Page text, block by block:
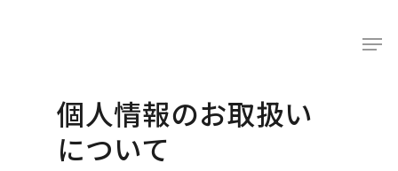
個人情報のお取扱い
について